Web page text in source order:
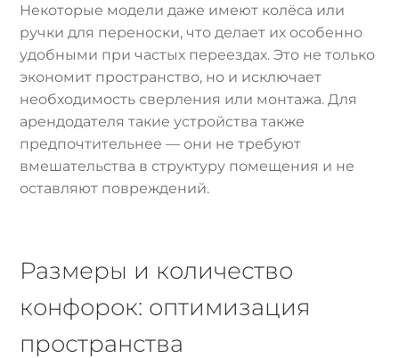
Некоторые модели даже имеют колёса или
ручки для переноски, что делает их особенно
удобными при частых переездах. Это не только
экономит пространство, но и исключает
необходимость сверления или монтажа. Для
арендодателя такие устройства также
предпочтительнее — они не требуют
вмешательства в структуру помещения и не
оставляют повреждений.
Размеры и количество
конфорок: оптимизация
пространства